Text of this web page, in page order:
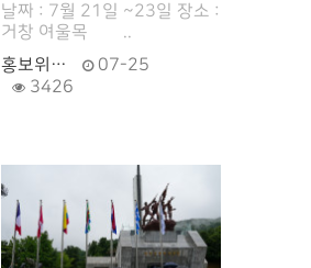
날짜 : 7월 21일 ~23일 장소 :
거창 여울목 ..
홍보위…
07-25
3426